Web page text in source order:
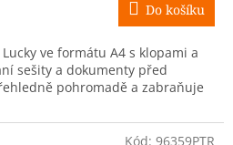
Do košíku
ve formátu A4 s klopami a
sešity a dokumenty před
pohromadě a zabraňuje
Kód: 96359PTR